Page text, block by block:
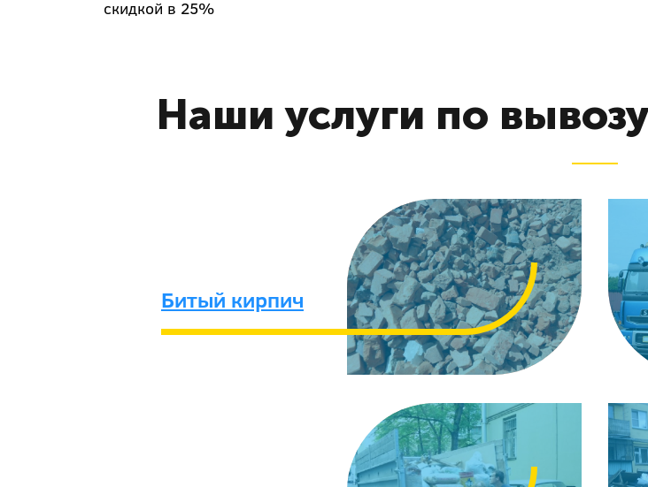
скидкой в 25%
Наши услуги по
Битый кирпич